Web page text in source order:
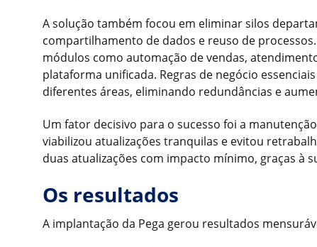
A solução também focou em eliminar silos
compartilhamento de dados e reuso de
módulos como automação de vendas,
plataforma unificada. Regras de negócio
diferentes áreas, eliminando redundâncias e
Um fator decisivo para o sucesso foi a
viabilizou atualizações tranquilas e evitou
duas atualizações com impacto mínimo, graças à
Os resultados
A implantação da Pega gerou resultados